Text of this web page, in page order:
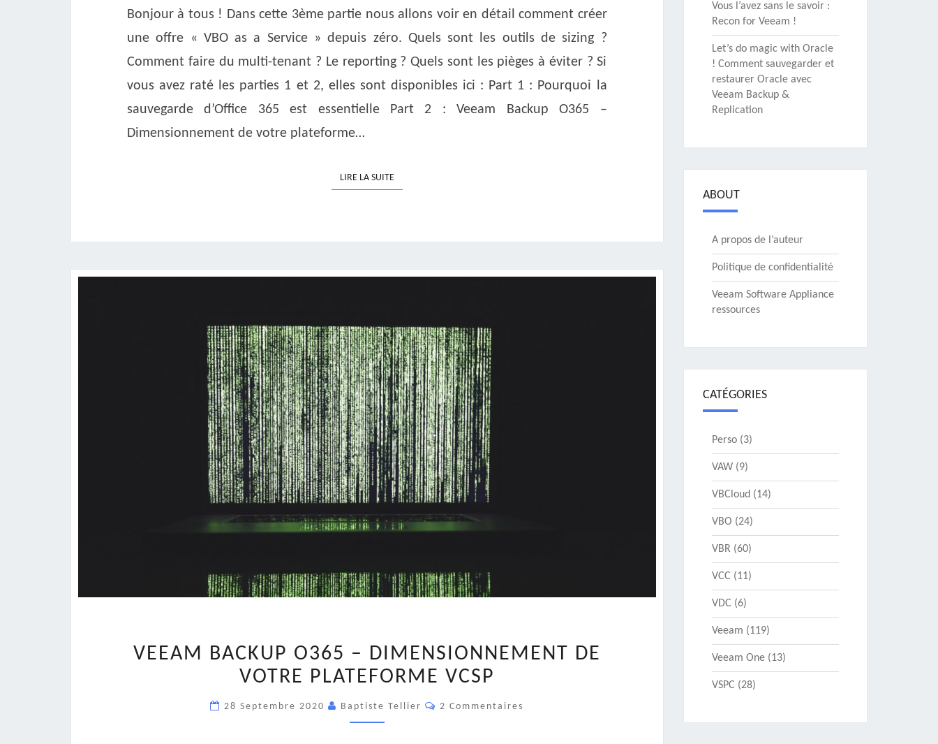
À
EMPORTER
Bonjour à tous ! Dans cette 3ème partie nous allons voir en détail comment créer
une offre « VBO as a Service » depuis zéro. Quels sont les outils de sizing ?
Comment faire du multi-tenant ? Le reporting ? Quels sont les pièges à éviter ? Si
vous avez raté les parties 1 et 2, elles sont disponibles ici : Part 1 : Pourquoi la
sauvegarde d’Office 365 est essentielle Part 2 : Veeam Backup O365 –
Dimensionnement de votre plateforme…
LIRE LA SUITELIRE LA SUITE
BACKUP
O365
VEEAM BACKUP O365 – DIMENSIONNEMENT DE
VOTRE PLATEFORME VCSP
28 Septembre 2020 Baptiste Tellier Commentaires
2 Commentaires
Vous l’avez sans le savoir :
Recon for Veeam !
Let’s do magic with Oracle
! Comment sauvegarder et
restaurer Oracle avec
Veeam Backup &
Replication
ABOUT
A propos de l’auteur
Politique de confidentialité
Veeam Software Appliance
ressources
CATÉGORIES
Perso(3)
VAW(9)
VBCloud (14)
VBO (24)
VBR(60)
VCC (11)
VDC (6)
Veeam (119)
Veeam One(13)
VSPC (28)